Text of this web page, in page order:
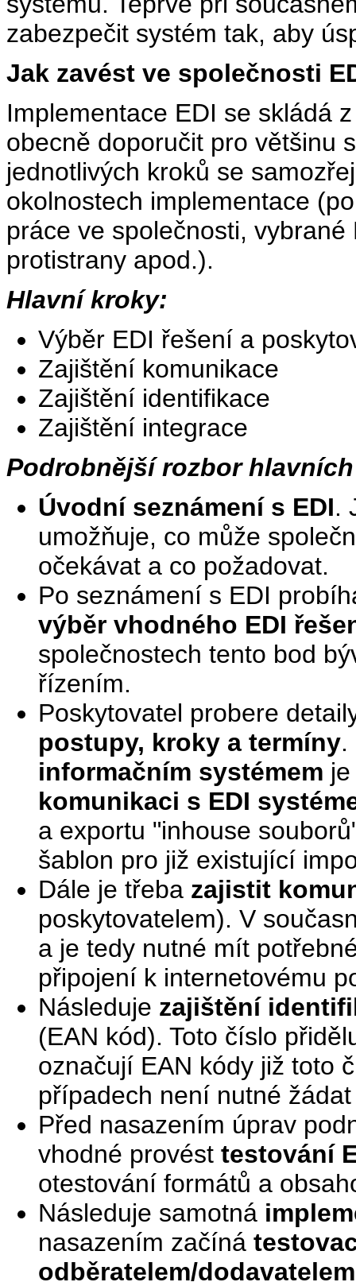
zabezpečit systém tak, aby
Jak zavést ve společnosti
Implementace EDI se skládá
obecně doporučit pro většinu
jednotlivých kroků se
okolnostech implementace
práce ve společnosti,
protistrany apod.).
Hlavní kroky:
Výběr EDI řešení a
Zajištění komunikace
Zajištění identifikace
Zajištění integrace
Podrobnější rozbor
Úvodní seznámení s EDI.
umožňuje, co může
očekávat a co požadovat.
Po seznámení s EDI
výběr vhodného EDI
společnostech tento bod
řízením.
Poskytovatel probere
postupy, kroky a termíny
informačním systémem
komunikaci s EDI
a exportu "inhouse
šablon pro již existující
Dále je třeba zajistit
poskytovatelem). V
a je tedy nutné mít
připojení k internetovému
Následuje zajištění
(EAN kód). Toto číslo
označují EAN kódy již toto
případech není nutné
Před nasazením úprav
vhodné provést testování
otestování formátů a
Následuje samotná
nasazením začíná
odběratelem/dodavatelem